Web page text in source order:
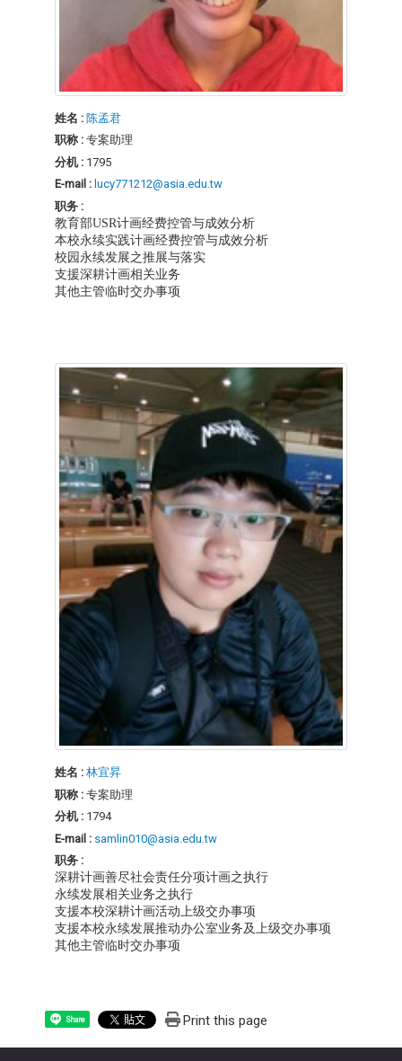
姓名 : 陈孟君
职称 : 专案助理
分机 : 1795
E-mail : lucy771212@asia.edu.tw
职务 :
教育部USR计画经费控管与成效分析
本校永续实践计画经费控管与成效分析
校园永续发展之推展与落实
支援深耕计画相关业务
其他主管临时交办事项
姓名 : 林宜昇
职称 : 专案助理
分机 : 1794
E-mail : samlin010@asia.edu.tw
职务 :
深耕计画善尽社会责任分项计画之执行
永续发展相关业务之执行
支援本校深耕计画活动上级交办事项
支援本校永续发展推动办公室业务及上级交办事项
其他主管临时交办事项
Share Print this page